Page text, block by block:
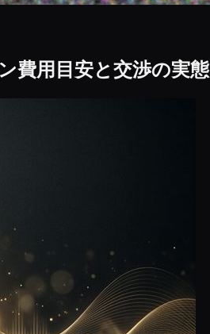
費用目安と交渉の実態